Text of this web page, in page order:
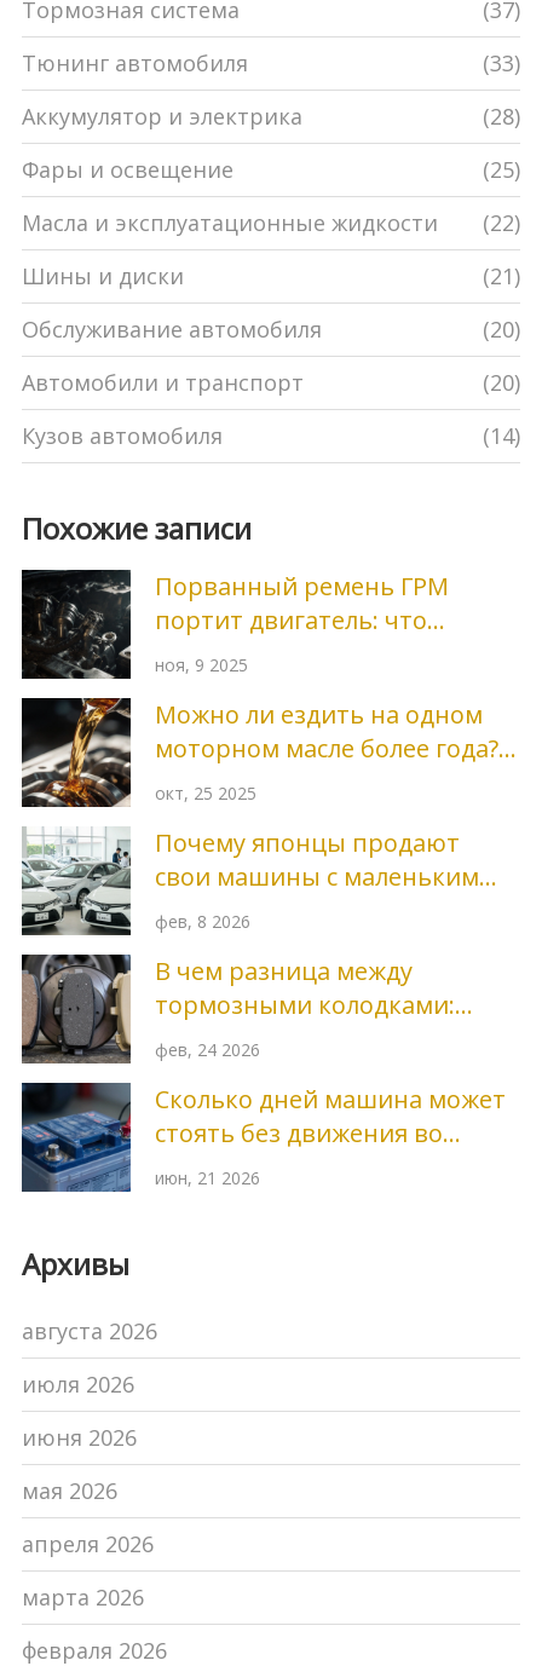
Тормозная система
(37)
Тюнинг автомобиля
(33)
Аккумулятор и электрика
(28)
Фары и освещение
(25)
Масла и эксплуатационные жидкости
(22)
Шины и диски
(21)
Обслуживание автомобиля
(20)
Автомобили и транспорт
(20)
Кузов автомобиля
(14)
Похожие записи
Порванный ремень ГРМ
портит двигатель: что
происходит и как этого
ноя, 9 2025
Можно ли ездить на одном
моторном масле более года?
Плюсы и минусы
окт, 25 2025
Почему японцы продают
свои машины с маленьким
пробегом?
фев, 8 2026
В чем разница между
тормозными колодками:
какие выбрать и почему это
важно
фев, 24 2026
Сколько дней машина может
стоять без движения во
дворе: риски и советы
июн, 21 2026
Архивы
августа 2026
июля 2026
июня 2026
мая 2026
апреля 2026
марта 2026
февраля 2026